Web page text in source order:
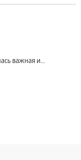
важная и...